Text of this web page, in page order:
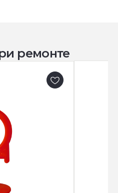
ремонте